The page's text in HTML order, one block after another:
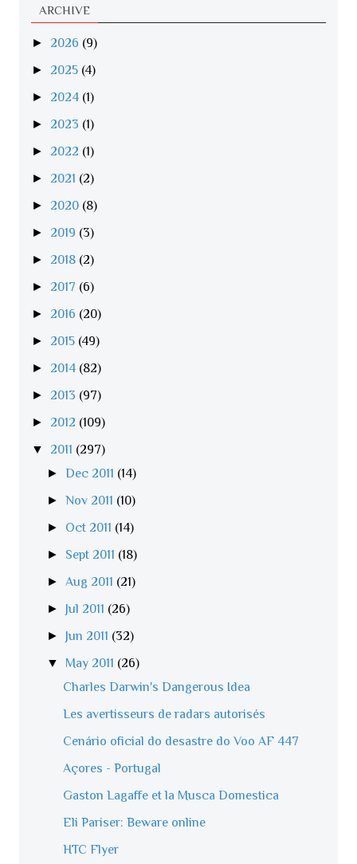
ARCHIVE
► 2026 (9)
► 2025 (4)
► 2024 (1)
► 2023 (1)
► 2022 (1)
► 2021 (2)
► 2020 (8)
► 2019 (3)
► 2018 (2)
► 2017 (6)
► 2016 (20)
► 2015 (49)
► 2014 (82)
► 2013 (97)
► 2012 (109)
▼ 2011 (297)
►Dec 2011 (14)
►Nov 2011 (10)
► Oct 2011 (14)
► Sept 2011 (18)
► Aug 2011 (21)
► Jul 2011 (26)
► Jun 2011 (32)
▼ May 2011 (26)
Charles Darwin's Dangerous Idea
Les avertisseurs de radars autorisés
Cenário oficial do desastre do Voo AF 447
Açores - Portugal
Gaston Lagaffe et la Musca Domestica
Eli Pariser: Beware online
HTC Flyer